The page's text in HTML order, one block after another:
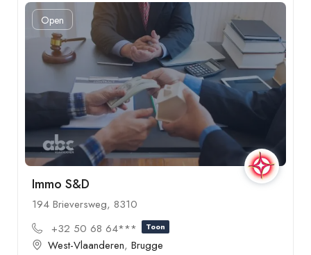
Open
Immo S&D
194 Brieversweg, 8310
+32 50 68 64***
Toon
West-Vlaanderen, Brugge